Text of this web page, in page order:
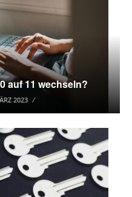
auf 11 wechseln?
2023